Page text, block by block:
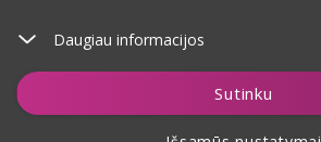
Daugiau informacijos
Sutinku